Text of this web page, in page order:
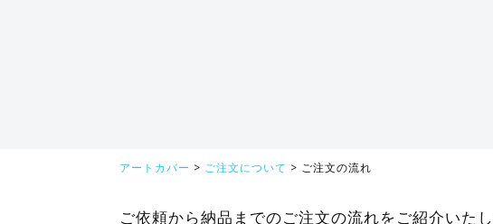
アートカバー > ご注文について > ご注文の流れ
ご依頼から納品までのご注文の流れをご紹介いたし